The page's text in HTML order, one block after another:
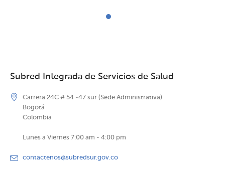
Subred Integrada de Servicios de Salud
Carrera 24C # 54 -47 sur (Sede Administrativa)
Bogotá
Colombia
Lunes a Viernes 7:00 am - 4:00 pm
contactenos@subredsur.gov.co